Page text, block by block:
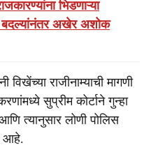
भिडणाऱ्या
बदल्यांनंतर अखेर अशोक
विखेंच्या राजीनाम्याची मागणी
सुप्रीम कोर्टाने गुन्हा
त्यानुसार लोणी पोलिस
आहे.